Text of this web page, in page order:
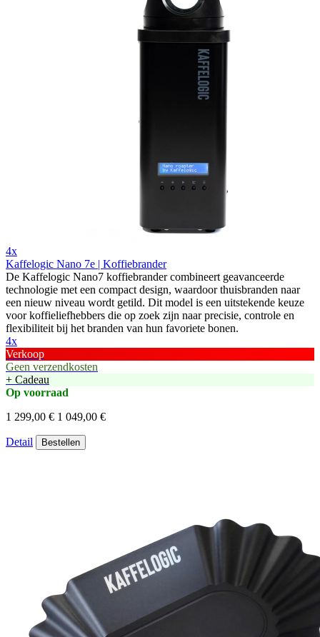
4x
Kaffelogic Nano 7e | Koffiebrander
De Kaffelogic Nano7 koffiebrander combineert geavanceerde
technologie met een compact design, waardoor thuisbranden naar
een nieuw niveau wordt getild. Dit model is een uitstekende keuze
voor koffieliefhebbers die op zoek zijn naar precisie, controle en
flexibiliteit bij het branden van hun favoriete bonen.
4x
Verkoop
Geen verzendkosten
+ Cadeau
Op voorraad
1 299,00 € 1 049,00 €
Detail Bestellen